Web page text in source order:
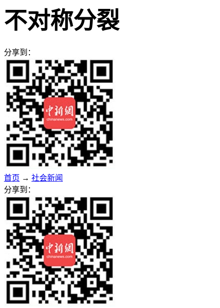
不对称分裂
分享到：
首页 → 社会新闻
分享到：